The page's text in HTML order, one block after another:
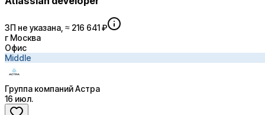
ЗП не указана, ≈ 216 641 ₽
г Москва
Офис
Middle
Группа компаний Астра
16 июл.